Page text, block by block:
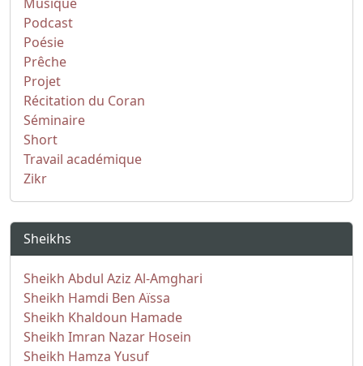
Podcast
Poésie
Prêche
Projet
Récitation du Coran
Séminaire
Short
Travail académique
Zikr
Sheikhs
Sheikh Abdul Aziz Al-Amghari
Sheikh Hamdi Ben Aïssa
Sheikh Khaldoun Hamade
Sheikh Imran Nazar Hosein
Sheikh Hamza Yusuf